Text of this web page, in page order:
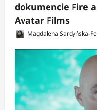
dokumencie Fire
Avatar Films
Magdalena Sardyńska-